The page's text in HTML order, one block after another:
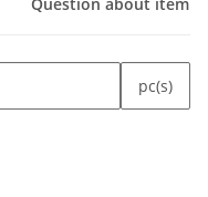
pc(s)